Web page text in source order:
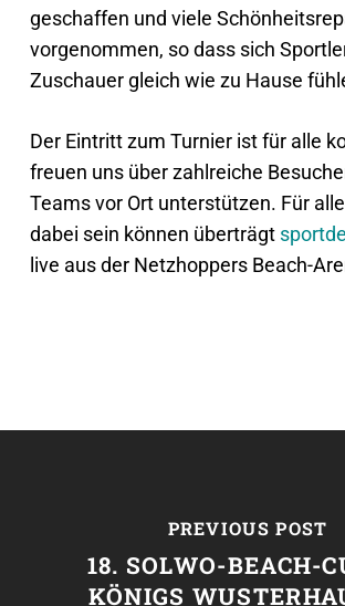
geschaffen und viele
vorgenommen, so dass sich
Zuschauer gleich wie zu Hause
Der Eintritt zum Turnier ist für alle
freuen uns über zahlreiche
Teams vor Ort unterstützen. Für
dabei sein können überträgt
live aus der Netzhoppers Beach-
PREVIOUS POST
18. SOLWO-BEACH-
KÖNIGS